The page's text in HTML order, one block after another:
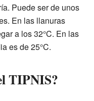
Puede ser de unos
En las llanuras
a los 32°C. En las
es de 25°C.
TIPNIS?